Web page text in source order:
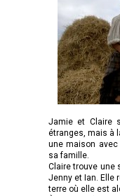
Jamie et Claire
étranges, mais à
une maison avec
sa famille.
Claire trouve une
Jenny et Ian. Elle
terre où elle est